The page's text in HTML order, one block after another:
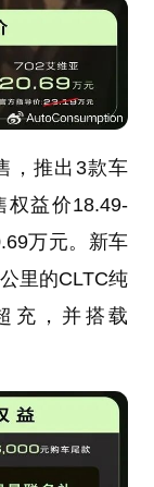
，推出3款车
权益价18.49-
万元。新车
里的CLTC纯
充，并搭载